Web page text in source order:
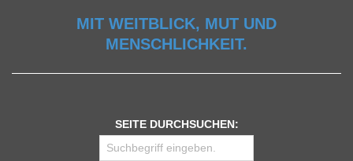
MIT WEITBLICK, MUT UND
MENSCHLICHKEIT.
SEITE DURCHSUCHEN: